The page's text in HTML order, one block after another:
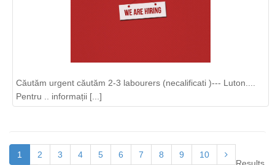
Căutăm urgent căutăm 2-3 labourers (necalificati )--- Luton....
Pentru .. informații [...]
1 2 3 4 5 6 7 8 9 10